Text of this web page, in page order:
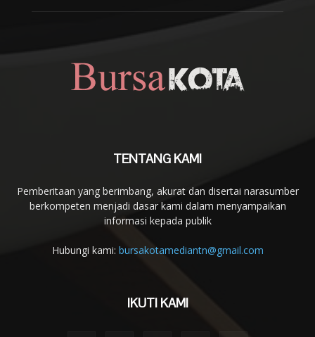
TENTANG KAMI
Pemberitaan yang berimbang, akurat dan disertai narasumber
berkompeten menjadi dasar kami dalam menyampaikan
informasi kepada publik
Hubungi kami: bursakotamediantn@gmail.com
IKUTI KAMI